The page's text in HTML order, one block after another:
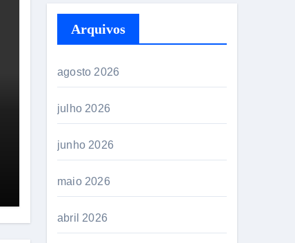
Arquivos
agosto 2026
julho 2026
junho 2026
maio 2026
abril 2026